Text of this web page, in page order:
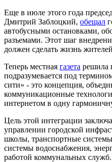
Еще в июле этого года
Дмитрий Заблоцкий, обещал
автобусными остановками,
разъемами. Этот шаг
должен сделать жизнь
Теперь местная газета решила
подразумевается под
сити» - это концепция,
коммуникационные
интернетом в одну
Цель этой интеграции
управлении городской
школы, транспортные
системы водоснабжения,
работой коммунальных служб.